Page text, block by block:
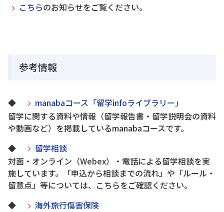
こちらのお知らせをご覧ください。
参考情報
◆
manabaコース「留学infoライブラリー」
留学に関する資料や情報（留学報告書・留学説明会の資料
や動画など）を掲載しているmanabaコースです。
◆
留学相談
対面・オンライン（Webex）・電話による留学相談を実
施しています。「申込から相談までの流れ」や「ルール・
留意点」等については、こちらをご確認ください。
◆
海外旅行傷害保険